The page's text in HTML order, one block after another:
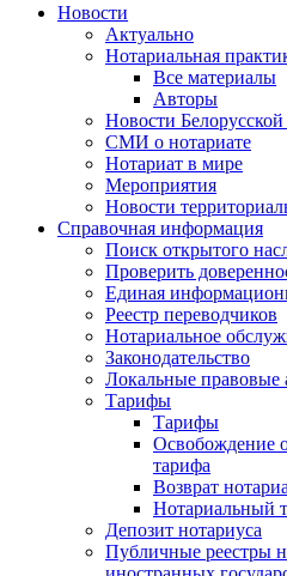
Новости
Актуально
Нотариальная
Все материалы
Авторы
Новости
СМИ о нотариате
Нотариат в мире
Мероприятия
Новости
Справочная информация
Поиск открытого
Проверить
Единая
Реестр переводчиков
Нотариальное
Законодательство
Локальные
Тарифы
Тарифы
Освобождение
тарифа
Возврат
Нотариальный
Депозит нотариуса
Публичные реестры